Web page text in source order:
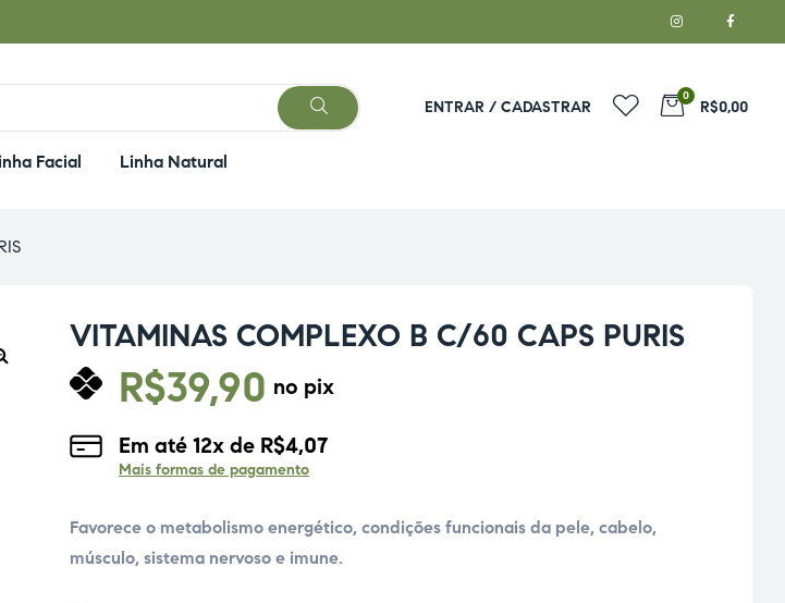
ENTRAR / CADASTRAR
0
R$0,00
Facial Linha Natural
VITAMINAS COMPLEXO B C/60 CAPS PURIS
R$39,90 no pix
Em até 12x de R$4,07
Mais formas de pagamento
Favorece o metabolismo energético, condições funcionais da pele, cabelo,
músculo, sistema nervoso e imune.